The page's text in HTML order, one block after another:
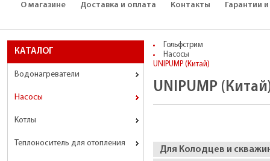
О магазине Доставка и оплата Контакты Гарантии
КАТАЛОГ
Водонагреватели
Насосы
Котлы
Теплоноситель для отопления
Гольфстрим
Насосы
UNIPUMP (Китай)
UNIPUMP
Для Колодцев и